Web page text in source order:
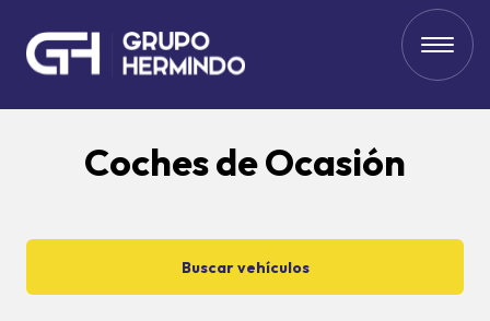
Coches de Ocasión
Buscar vehículos